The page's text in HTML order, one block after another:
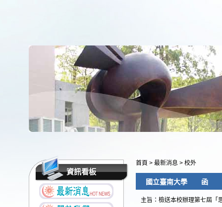
資訊看板
首頁 > 最新消息 > 校外
國立臺南大學 函
主旨：檢送本校辦理第七屆